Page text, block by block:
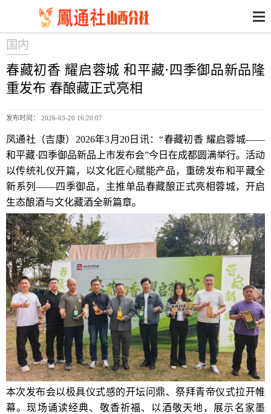
国内
春藏初香 耀启蓉城 和平藏·四季御品新品隆
重发布 春酿藏正式亮相
发布时间： 2026-03-20 16:20:07
凤通社（吉康）2026年3月20日讯：“春藏初香 耀启蓉城——
和平藏·四季御品新品上市发布会”今日在成都圆满举行。活动
以传统礼仪开篇，以文化匠心赋能产品，重磅发布和平藏全
新系列——四季御品，主推单品春藏酿正式亮相蓉城，开启
生态酿酒与文化藏酒全新篇章。
本次发布会以极具仪式感的开坛问鼎、祭拜青帝仪式拉开帷
幕。现场诵读经典、敬香祈福、以酒敬天地，展示名家墨